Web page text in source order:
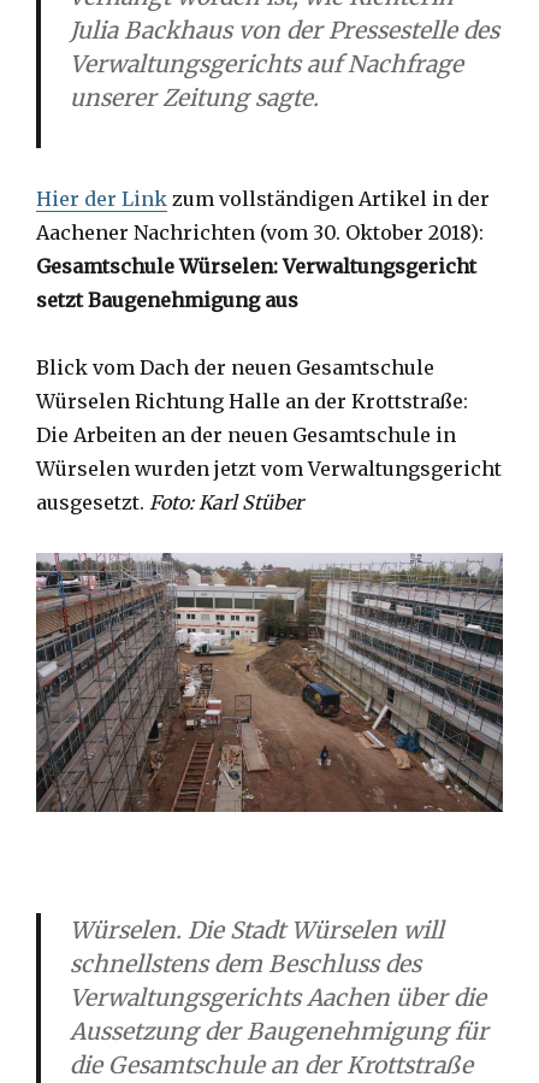
Julia Backhaus von der Pressestelle des
Verwaltungsgerichts auf Nachfrage
unserer Zeitung sagte.
Hier der Link zum vollständigen Artikel in der
Aachener Nachrichten (vom 30. Oktober 2018):
Gesamtschule Würselen:Verwaltungsgericht
setzt Baugenehmigung aus
Blick vom Dach der neuen Gesamtschule
Würselen Richtung Halle an der Krottstraße:
Die Arbeiten an der neuen Gesamtschule in
Würselen wurden jetzt vom Verwaltungsgericht
ausgesetzt. Foto: Karl Stüber
Würselen. Die Stadt Würselen will
schnellstens dem Beschluss des
Verwaltungsgerichts Aachen über die
Aussetzung der Baugenehmigung für
die Gesamtschule an der Krottstraße